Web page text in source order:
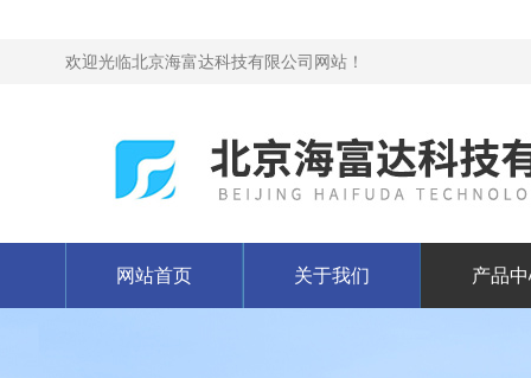
欢迎光临北京海富达科技有限公司网站！
网站首页 关于我们 产品